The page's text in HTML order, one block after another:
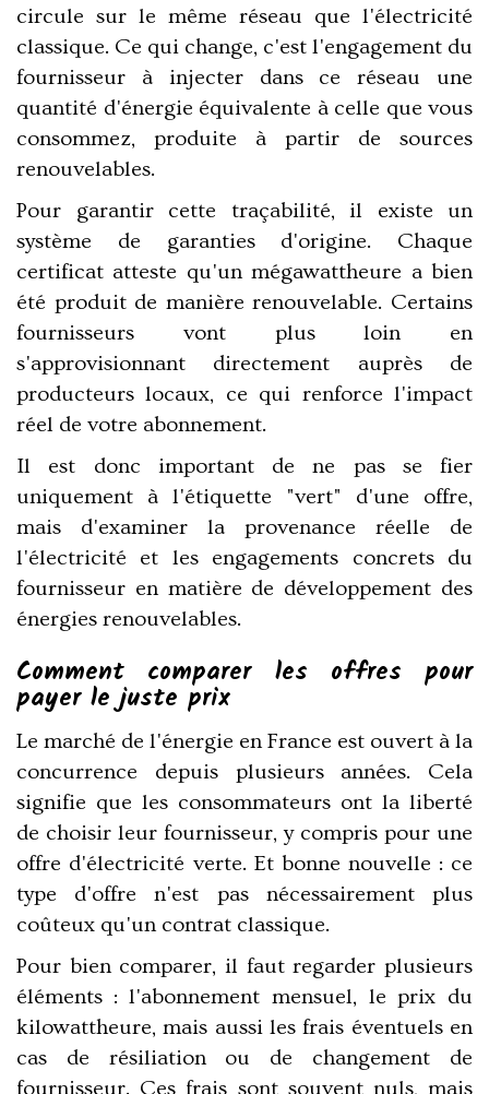
circule sur le même réseau que l'électricité
classique. Ce qui change, c'est l'engagement du
fournisseur à injecter dans ce réseau une
quantité d'énergie équivalente à celle que vous
consommez, produite à partir de sources
renouvelables.
Pour garantir cette traçabilité, il existe un
système de garanties d'origine. Chaque
certificat atteste qu'un mégawattheure a bien
été produit de manière renouvelable. Certains
fournisseurs vont plus loin en
s'approvisionnant directement auprès de
producteurs locaux, ce qui renforce l'impact
réel de votre abonnement.
Il est donc important de ne pas se fier
uniquement à l'étiquette "vert" d'une offre,
mais d'examiner la provenance réelle de
l'électricité et les engagements concrets du
fournisseur en matière de développement des
énergies renouvelables.
Comment comparer les offres pour
payer le juste prix
Le marché de l'énergie en France est ouvert à la
concurrence depuis plusieurs années. Cela
signifie que les consommateurs ont la liberté
de choisir leur fournisseur, y compris pour une
offre d'électricité verte. Et bonne nouvelle : ce
type d'offre n'est pas nécessairement plus
coûteux qu'un contrat classique.
Pour bien comparer, il faut regarder plusieurs
éléments : l'abonnement mensuel, le prix du
kilowattheure, mais aussi les frais éventuels en
cas de résiliation ou de changement de
fournisseur. Ces frais sont souvent nuls, mais